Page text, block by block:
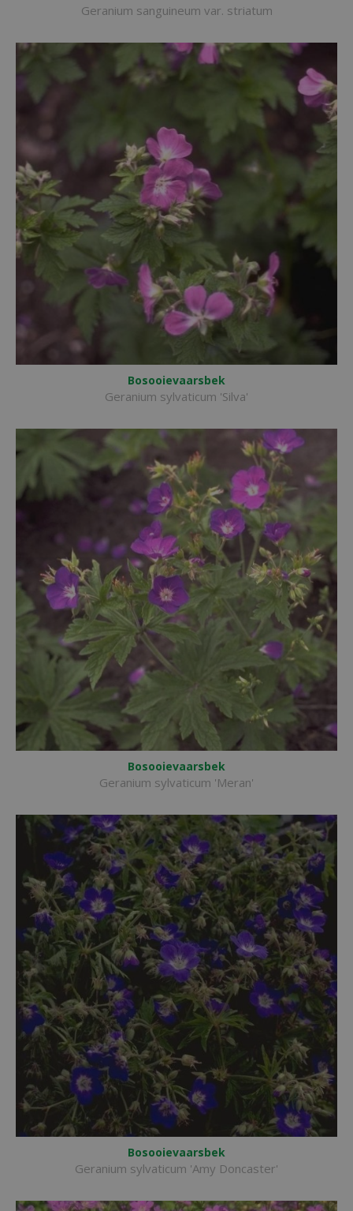
Geranium sanguineum var. striatum
Bosooievaarsbek
Geranium sylvaticum 'Silva'
Bosooievaarsbek
Geranium sylvaticum 'Meran'
Bosooievaarsbek
Geranium sylvaticum 'Amy Doncaster'